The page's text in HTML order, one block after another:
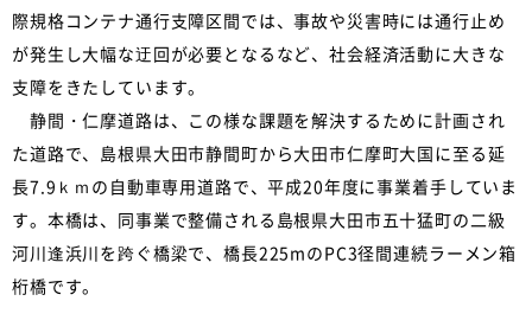
際規格コンテナ通行支障区間では、事故や災害時には通行止め
が発生し大幅な迂回が必要となるなど、社会経済活動に大きな
支障をきたしています。
静間・仁摩道路は、この様な課題を解決するために計画され
た道路で、島根県大田市静間町から大田市仁摩町大国に至る延
長7.9ｋｍの自動車専用道路で、平成20年度に事業着手していま
す。本橋は、同事業で整備される島根県大田市五十猛町の二級
河川逢浜川を跨ぐ橋梁で、橋長225mのPC3径間連続ラーメン箱
桁橋です。